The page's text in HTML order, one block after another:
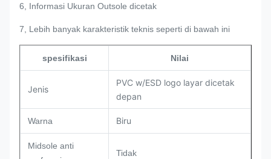
6, Informasi Ukuran Outsole dicetak
7, Lebih banyak karakteristik teknis seperti di bawah ini
spesifikasi Nilai
Jenis
PVC w/ESD logo layar dicetak
depan
Warna Biru
Midsole anti
Tidak